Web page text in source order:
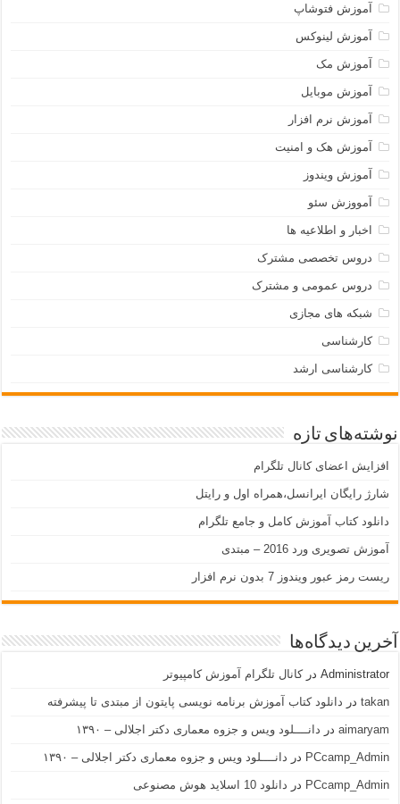
آموزش فتوشاپ
آموزش لینوکس
آموزش مک
آموزش موبایل
آموزش نرم افزار
آموزش هک و امنیت
آموزش ویندوز
آمووزش سئو
اخبار و اطلاعیه ها
دروس تخصصی مشترک
دروس عمومی و مشترک
شبکه های مجازی
کارشناسی
کارشناسی ارشد
نوشته‌های تازه
افزایش اعضای کانال تلگرام
شارژ رایگان ایرانسل،همراه اول و رایتل
دانلود کتاب آموزش کامل و جامع تلگرام
آموزش تصویری ورد 2016 – مبتدی
ریست رمز عبور ویندوز 7 بدون نرم افزار
آخرین دیدگاه‌ها
Administrator درکانال تلگرام آموزش کامپیوتر
takan در دانلود کتاب آموزش برنامه نویسی پایتون از مبتدی تا پیشرفته
aimaryam در دانــــلود ویس و جزوه معماری دکتر اجلالی – ۱۳۹۰
PCcamp_Admin در دانــــلود ویس و جزوه معماری دکتر اجلالی – ۱۳۹۰
PCcamp_Admin در دانلود 10 اسلاید هوش مصنوعی